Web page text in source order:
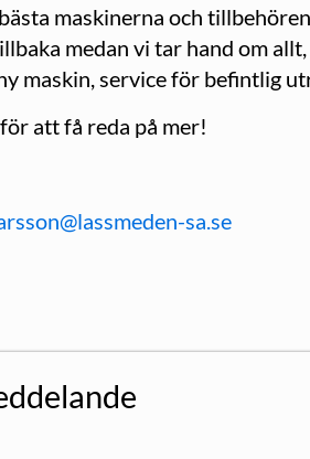
maskinerna och
medan vi tar hand om
maskin, service för befintlig
att få reda på mer!
sa.se